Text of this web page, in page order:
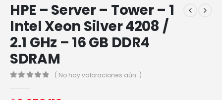
HPE – Server – Tower – 1
Intel Xeon Silver 4208 /
2.1 GHz – 16 GB DDR4
SDRAM
( No hay valoraciones aún. )